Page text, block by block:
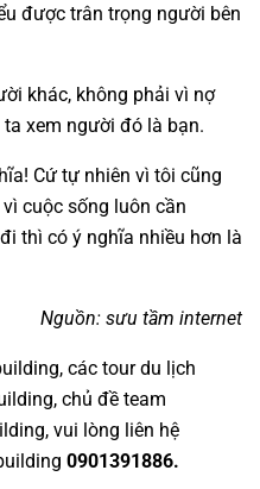
được trân trọng người bên
khác, không phải vì nợ
xem người đó là bạn.
Cứ tự nhiên vì tôi cũng
cuộc sống luôn cần
thì có ý nghĩa nhiều hơn là
Nguồn: sưu tầm internet
, các tourdu lịch
, chủ đề team
, vui lòng liên hệ
0901391886.